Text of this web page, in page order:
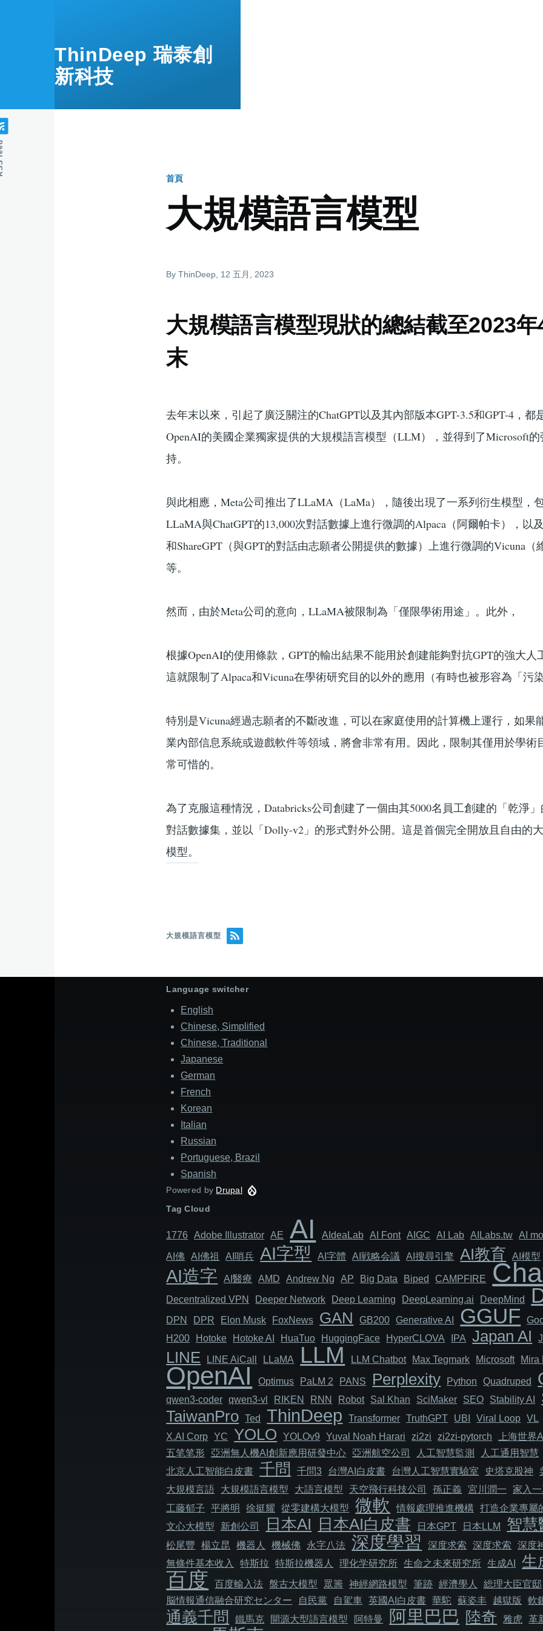
ThinDeep 瑞泰創
新科技
導
航
首頁
大規模語言模型
ByThinDeep , 12 五月, 2023
大規模語言模型現狀的總結截至2023年
末
去年末以來，引起了廣泛關注的ChatGPT以及其內部版本GPT-3.5和GPT-4，都
OpenAI的美國企業獨家提供的大規模語言模型（LLM），並得到了Microsoft的
持。
與此相應，Meta公司推出了LLaMA（LaMa），隨後出現了一系列衍生模型，
LLaMA與ChatGPT的13,000次對話數據上進行微調的Alpaca（阿爾帕卡），以
和ShareGPT（與GPT的對話由志願者公開提供的數據）上進行微調的Vicuna（
等。
然而，由於Meta公司的意向，LLaMA被限制為「僅限學術用途」。此外，
根據OpenAI的使用條款，GPT的輸出結果不能用於創建能夠對抗GPT的強大人
這就限制了Alpaca和Vicuna在學術研究目的以外的應用（有時也被形容為「污染
特別是Vicuna經過志願者的不斷改進，可以在家庭使用的計算機上運行，如果
業內部信息系統或遊戲軟件等領域，將會非常有用。因此，限制其僅用於學術
常可惜的。
為了克服這種情況，Databricks公司創建了一個由其5000名員工創建的「乾淨」
對話數據集，並以「Dolly-v2」的形式對外公開。這是首個完全開放且自由的
模型。
大規模語言模型
Language switcher
English
Chinese, Simplified
Chinese, Traditional
Japanese
German
French
Korean
Italian
Russian
Portuguese, Brazil
Spanish
Powered by Drupal
Tag Cloud
1776 Adob​​e Illustrator AE AI AIdeaLab AI Font AIGC AI Lab AILabs.tw AI
AI佛 AI佛祖 AI哨兵 AI字型 AI字體 AI戦略会議 AI搜尋引擎 AI教育 AI模型
AI造字 AI醫療 AMD Andrew Ng AP Big Data Biped CAMPFIRE
Decentralized VPN
Deeper Network Deep Learning DeepLearning.ai DeepMind
DPN
DPR Elon Musk FoxNews GAN GB200 Generative AI GGUF
H200
Hotoke Hotoke AI HuaTuo HuggingFace HyperCLOVA IPA Japan AI
LINE LINE AiCall LLaMA LLM LLM Chatbot Max Tegmark Microsoft Mira
OpenAI Optimus PaLM 2 PANS Perplexity Python Quadruped
qwen3-coder qwen3-vl RIKEN RNN Robot Sal Khan SciMaker SEO Stability AI
TaiwanPro Ted ThinDeep Transformer TruthGPT UBI Viral Loop VL
X.AI Corp
YC YOLO YOLOv9 Yuval Noah Harari zi2zi zi2zi-pytorch 上海世界
五笔笔形
亞洲無人機AI創新應用研發中心 亞洲航空公司 人工智慧監測 人工通用智慧
北京人工智能白皮書
千問 千問3 台灣AI白皮書 台灣人工智慧實驗室 史塔克股神
大規模言語
大規模語言模型 大語言模型 天空飛行科技公司 孫正義 宮川潤一 家入
工藤郁子
平將明 徐挺耀 從零建構大模型 微軟 情報處理推進機構 打造企業專屬
文心大模型
新創公司 日本AI 日本AI白皮書 日本GPT 日本LLM 智慧
松尾豐
楊立昆 機器人 機械佛 永字八法 深度學習 深度求索 深度求索 深度
無條件基本收入
特斯拉 特斯拉機器人 理化学研究所 生命之未來研究所 生成AI 生
百度 百度輸入法 盤古大模型 眾籌 神經網路模型 筆跡 經濟學人 総理大臣官邸
脳情報通信融合研究センター
自民黨 自駕車 英國AI白皮書 華駝 蘇姿丰 越獄版 軟
通義千問 鐵馬克 開源大型語言模型 阿特曼 阿里巴巴 陸奇 雅虎 革